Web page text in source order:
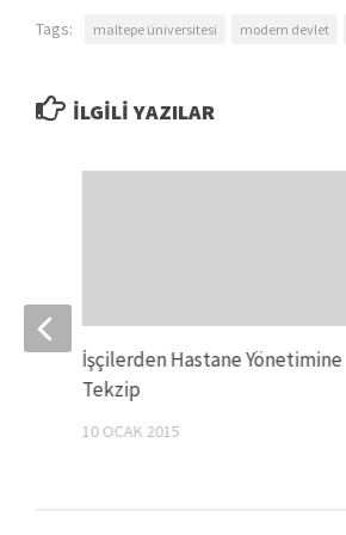
Tags: maltepe üniversitesi modern devlet
İLGILI YAZILAR
İşçilerden Hastane Yönetimine
Tekzip
10 OCAK 2015